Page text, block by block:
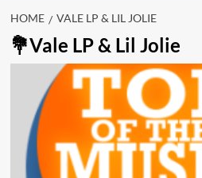
HOME VALE LP & LIL JOLIE
Vale LP & Lil Jolie